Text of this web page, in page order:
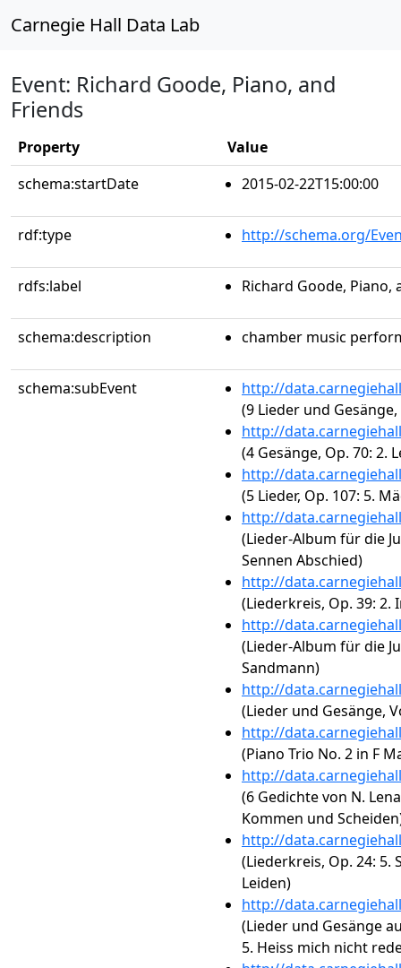
Carnegie Hall Data Lab
Event: Richard Goode, Piano, and
Friends
Property
Value
schema:startDate
2015-02-22T15:00:00
rdf:type http://schema.org/
rdfs:label Richard Goode, Piano,
schema:description chamber music
schema:subEvent
http://
(9 Lieder und
http://
(4 Gesänge, Op. 70: 2.
http://
(5 Lieder, Op. 107: 5.
http://
(Lieder-Album für die
Sennen Abschied)
http://
(Liederkreis, Op. 39: 2.
http://
(Lieder-Album für die
Sandmann)
http://
(Lieder und Gesänge,
http://
(Piano Trio No. 2 in F
http://
(6 Gedichte von N.
Kommen und
http://
(Liederkreis, Op. 24: 5.
Leiden)
http://
(Lieder und Gesänge
5. Heiss mich nicht